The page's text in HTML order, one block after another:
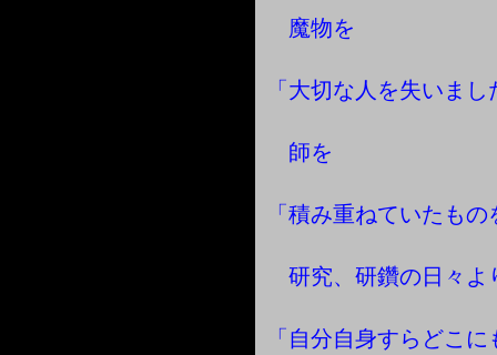
魔物を
「大切な人を失いまし
師を
「積み重ねていたも
研究、研鑽の日々よ
「自分自身すらどこ